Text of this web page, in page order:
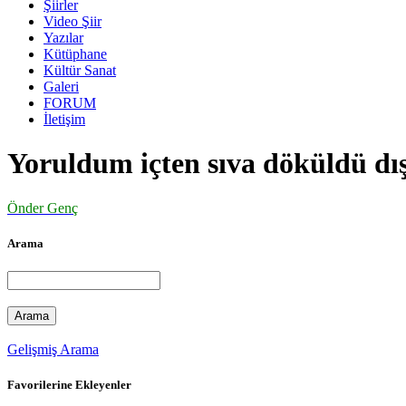
Şiirler
Video Şiir
Yazılar
Kütüphane
Kültür Sanat
Galeri
FORUM
İletişim
Yoruldum içten sıva döküldü
Önder Genç
Arama
Gelişmiş Arama
Favorilerine Ekleyenler